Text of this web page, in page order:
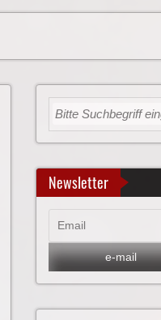
Newsletter